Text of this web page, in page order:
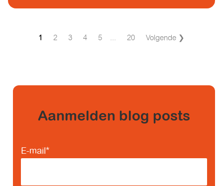
1 2 3 4 5 20 Volgende ❯
Aanmelden blog posts
E-mail*